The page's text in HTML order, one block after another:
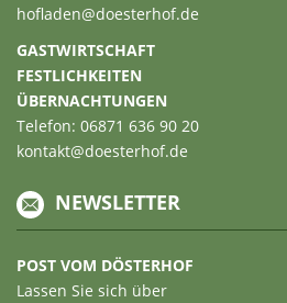
hofladen@doesterhof.de
GASTWIRTSCHAFT
FESTLICHKEITEN
ÜBERNACHTUNGEN
Telefon: 06871 636 90 20
kontakt@doesterhof.de
NEWSLETTER
POST VOM DÖSTERHOF
Lassen Sie sich über